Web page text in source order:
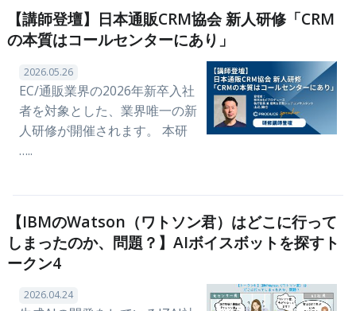
【講師登壇】日本通販CRM協会 新人研修「CRM
の本質はコールセンターにあり」
2026.05.26
EC/通販業界の2026年新卒入社
者を対象とした、業界唯一の新
人研修が開催されます。 本研
…..
【IBMのWatson（ワトソン君）はどこに行って
しまったのか、問題？】AIボイスボットを探すト
ークン4
2026.04.24